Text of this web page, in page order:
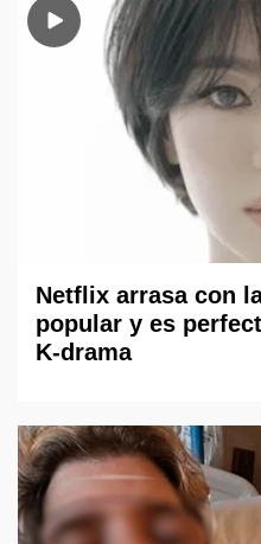
Netflix arrasa con
popular y es
K-drama